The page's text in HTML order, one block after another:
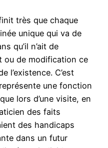
très que chaque
unique qui va de
qu’il n’ait de
ou de modification ce
l’existence. C’est
une fonction
lors d’une visite, en
des faits
des handicaps
dans un futur